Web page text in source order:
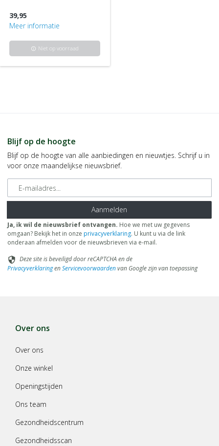
39,95
Meer informatie
info Niet op voorraad
Blijf op de hoogte
Blijf op de hoogte van alle aanbiedingen en nieuwtjes. Schrijf u in
voor onze maandelijkse nieuwsbrief.
E-mailadres
Aanmelden
Ja, ik wil de nieuwsbrief ontvangen. Hoe we met uw gegevens
omgaan? Bekijk het in onze privacyverklaring. U kunt u via de link
onderaan afmelden voor de nieuwsbrieven via e-mail.
security Deze site is beveiligd door reCAPTCHA en de
PrivacyverklaringenServicevoorwaardenvan Google zijn van toepassing
Over ons
Over ons
Onze winkel
Openingstijden
Ons team
Gezondheidscentrum
Gezondheidsscan